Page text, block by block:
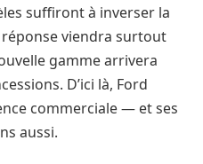
suffiront à inverser la
viendra surtout
gamme arrivera
D’ici là, Ford
commerciale — et ses
aussi.